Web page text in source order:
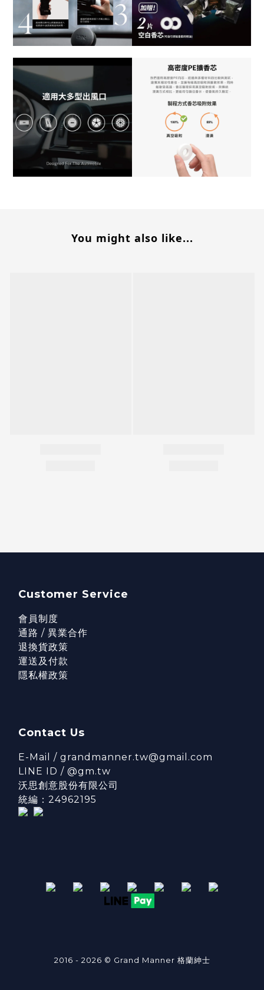
You might also like...
Customer Service
會員制度
通路 / 異業合作
退換貨政策
運送及付款
隱私權政策
Contact Us
E-Mail / grandmanner.tw@gmail.com
LINE ID / @gm.tw
沃思創意股份有限公司
統編：24962195
2016 - 2026 © Grand Manner 格蘭紳士